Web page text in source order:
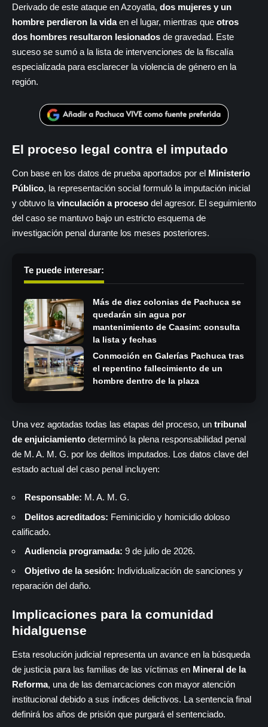
Derivado de este ataque en Azoyatla, dos mujeres y un
hombre perdieron la vidaen el lugar, mientras que otros
dos hombres resultaron lesionados de gravedad. Este
suceso se sumó a la lista de intervenciones de la fiscalía
especializada para esclarecer la violencia de género en la
región.
El proceso legal contra el imputado
Con base en los datos de prueba aportados por el Ministerio
Público, la representación social formuló la imputación inicial
y obtuvo la vinculación a proceso del agresor. El seguimiento
del caso se mantuvo bajo un estricto esquema de
investigación penal durante los meses posteriores.
Te puede interesar:
Más de diez colonias de Pachuca se
quedarán sin agua por
mantenimiento de Caasim: consulta
la lista y fechas
Conmoción en Galerías Pachuca tras
el repentino fallecimiento de un
hombre dentro de la plaza
Una vez agotadas todas las etapas del proceso, un tribunal
de enjuiciamiento determinó la plena responsabilidad penal
de M. A. M. G. por los delitos imputados. Los datos clave del
estado actual del caso penal incluyen:
Responsable: M. A. M. G.
Delitos acreditados: Feminicidio y homicidio doloso
calificado.
Audiencia programada: 9 de julio de 2026.
Objetivo de la sesión: Individualización de sanciones y
reparación del daño.
Implicaciones para la comunidad
hidalguense
Esta resolución judicial representa un avance en la búsqueda
de justicia para las familias de las víctimas en Mineral de la
Reforma, una de las demarcaciones con mayor atención
institucional debido a sus índices delictivos. La sentencia final
definirá los años de prisión que purgará el sentenciado.